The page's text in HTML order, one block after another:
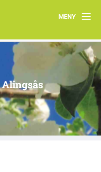
MENY
Aktuellt
Program 2026
Grupper
Samarbetsprojekt
Om oss